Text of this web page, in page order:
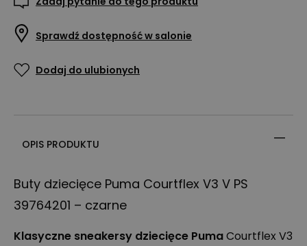
Sprawdź dostępność w salonie
Dodaj do ulubionych
OPIS PRODUKTU
Buty dziecięce Puma Courtflex V3 V PS
39764201 – czarne
Klasyczne sneakersy dziecięce PumaCourtflex V3